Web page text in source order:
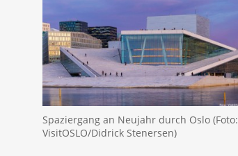
Spaziergang an Neujahr durch Oslo (Foto:
VisitOSLO/Didrick Stenersen)